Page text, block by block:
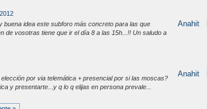
buena idea este subforo más concreto para las que
de vosotras tiene que ir el día 8 a las 15h...!! Un saludo a
Anahit
por via telemática + presencial por si las moscas?
y presentarte...y q lo q elijas en persona prevale...
Anahit